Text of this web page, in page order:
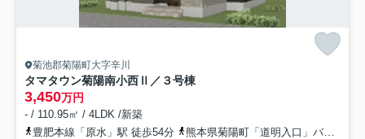
菊池郡菊陽町大字辛川
タマタウン菊陽南小西Ⅱ／３号棟
3,450万円
- / 110.95㎡ / 4LDK /新築
豊肥本線「原水」駅 徒歩54分
熊本県菊陽町「道明入口」バス停下車 徒歩6分